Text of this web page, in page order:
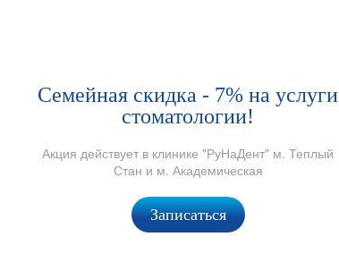
Семейная скидка - 7% на услуги
стоматологии!
Акция действует в клинике "РуНаДент" м. Теплый
Стан и м. Академическая
Записаться